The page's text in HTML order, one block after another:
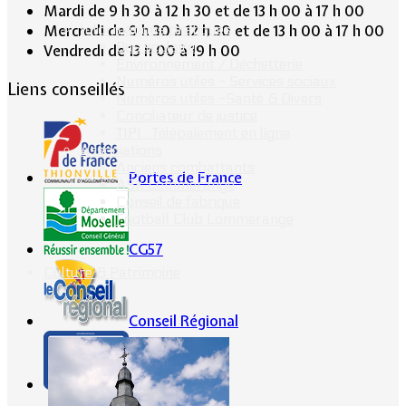
Informations pratiques
Bus scolaire
Numéros utiles -Santé & Divers
Associations
Anciens combattants
ASK Lommerange
Conseil de fabrique
Football Club Lommerange
Culture & Patrimoine
Mardi de 9 h 30 à 12 h 30 et de 13 h 00 à 17 h 00
Mercredi de 9 h 30 à 12 h 30 et de 13 h 00 à 17 h 00
Vendredi de 13 h 00 à 19 h 00
Liens conseillés
Portes de France
CG57
Conseil Régional
Ville Internet